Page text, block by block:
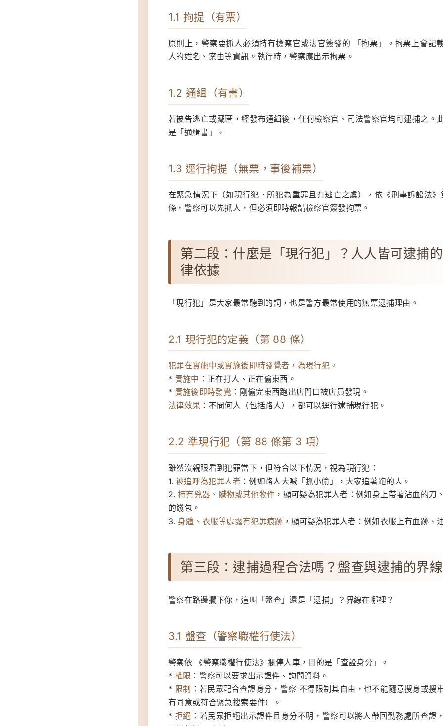
1.1 拘提（有票）
原則上，警察要抓人必須持有檢察官或法官簽發的 「拘票」。拘票上會記
人的姓名、案由等資訊。執行時，警察應出示拘票。
1.2 通緝（有書）
若被告逃亡或藏匿，經發布通緝後，任何檢察官、司法警察官均可逮捕之。
是「通緝書」。
1.3 逕行拘提（無票，事後補票）
在緊急情況下（如現行犯、所犯為重罪且有逃亡之虞），依《刑事訴訟法
條，警察可以先抓人，但必須即時報請檢察官簽發拘票。
第二段：什麼是「現行犯」？人人皆可逮捕
律依據
「現行犯」是大家最常聽到的詞，也是警方最常使用的無票逮捕理由。
2.1 現行犯的定義（第 88 條）
犯罪在實施中或實施後即時發覺者，為現行犯。
* 實施中 ：正在打人、正在偷東西。
* 實施後即時發覺 ：剛偷完東西跑出店門口被店員發現。
法律效果 ：不問何人（包括路人），都可以逕行逮捕現行犯。
2.2 準現行犯（第 88 條第 3 項）
雖然沒親眼看到犯罪當下，但符合以下情況，視為現行犯：
1.被追呼為犯罪人者：例如路人大喊「抓小偷」，大家追著跑的人。
2.持有兇器、贓物或其他物件 ，顯可疑為犯罪人者：例如身上帶著沾血的刀
的錢包。
3. 身體、衣服等處露有犯罪痕跡 ，顯可疑為犯罪人者：例如衣服上有血跡、
第三段：逮捕過程合法嗎？盤查與逮捕的界線
警察在路邊攔下你，這叫「盤查」還是「逮捕」？界線在哪裡？
3.1 盤查（警察職權行使法）
警察依 《警察職權行使法》攔停人車，目的是「查證身分」。
* 權限 ：警察可以要求出示證件、詢問資料。
* 限制 ：若民眾配合查證身分，警察 不得限制其自由，也不能隨意搜身或搜
有同意或符合緊急搜索要件）。
* 拒絕 ：若民眾拒絕出示證件且身分不明，警察可以將人帶回勤務處所查證